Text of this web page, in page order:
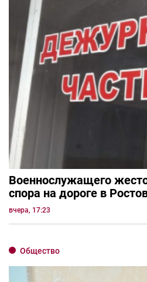
Военнослужащего
спора на дороге в
вчера, 17:23
Общество